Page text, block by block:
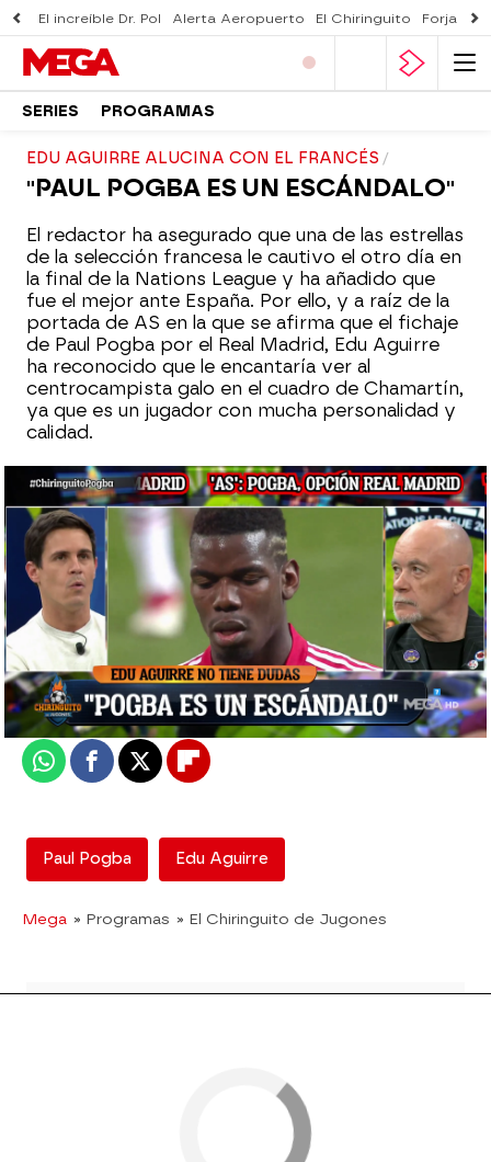
El increíble Dr. Pol Alerta Aeropuerto El Chiringuito Forjado
SERIES PROGRAMAS
EDU AGUIRRE ALUCINA CON EL FRANCÉS
"PAUL POGBA ES UN ESCÁNDALO"
El redactor ha asegurado que una de las estrellas
de la selección francesa le cautivo el otro día en
la final de la Nations League y ha añadido que
fue el mejor ante España. Por ello, y a raíz de la
portada de AS en la que se afirma que el fichaje
de Paul Pogba por el Real Madrid, Edu Aguirre
ha reconocido que le encantaría ver al
centrocampista galo en el cuadro de Chamartín,
ya que es un jugador con mucha personalidad y
calidad.
El Chiringuito
Madrid
Actualizado:13 de octubre de 2021, 02:00
Publicado:13 de octubre de 2021, 01:49
WhatsappFacebook
X Flipboard
Paul Pogba Edu Aguirre
Mega » Programas » El Chiringuito de Jugones